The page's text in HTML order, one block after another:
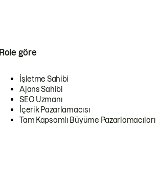
Role göre
İşletme Sahibi
Ajans Sahibi
SEO Uzmanı
İçerik Pazarlamacısı
Tam Kapsamlı Büyüme Pazarlamacıları